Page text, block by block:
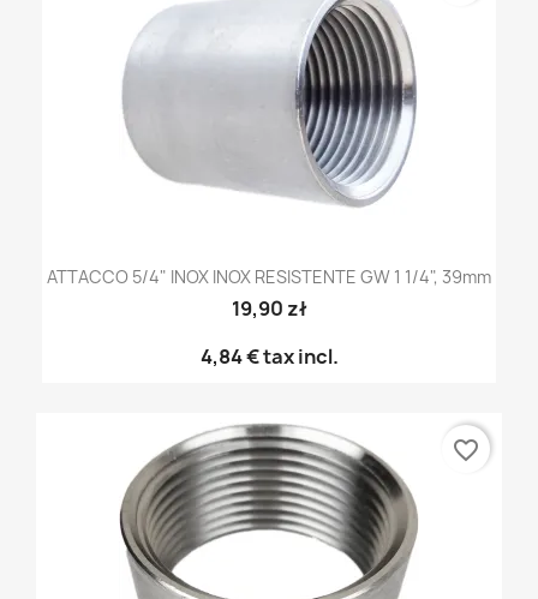
ATTACCO 5/4" INOX INOX RESISTENTE GW 1 1/4", 39mm
19,90 zł
4,84 €tax incl.
favorite_border